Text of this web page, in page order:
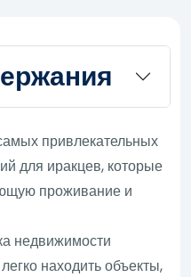
привлекательных
для иракцев, которые
проживание и
недвижимости
находить объекты,